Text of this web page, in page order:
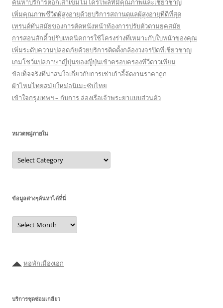
ค้นหาบริการตอกเสาเข็มไมโครไพล์ที่มีคุณภาพและเชี่ยวชาญ
เพิ่มคุณภาพชีวิตผู้สูงอายุด้วยบริการสถานดูแลผู้สูงอายุที่ดีที่สุด
เทรนด์ทันสมัยของการตัดหนังหน้าท้องการปรับตัวตามยุคสมัย
การสอนสักคิ้วปรับเทคนิคการใช้โครงร่างที่เหมาะกับใบหน้าของคุณ
เพิ่มระดับความปลอดภัยด้วยบริการติดตั้งกล้องวงจรปิดที่เชี่ยวชาญ
เกมโชว์แปลภาษาญี่ปุ่นของญี่ปุ่นเข้าครอบครองทีวีดาวเทียม
ข้อเท็จจริงที่น่าสนใจเกี่ยวกับการเช่าเก้าอี้จัดงานราคาถูก
ผ้าไหมไทยสมัยใหม่อนิเมะซับไทย
เข้าใจกรุงเทพฯ – กับการ ล่องเรือเจ้าพระยาแบบส่วนตัว
หมวดหมู่ภายใน
หมวด
หมู่
ภายใน
ข้อมูลต่างๆค้นหาได้ที่นี่
ข้อมูล
ต่างๆ
ค้นหา
◢◣ หอพักเมืองเอก
บริการชุดซ่อมเกลียว